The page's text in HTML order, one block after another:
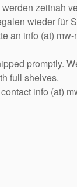
zeitnah
wieder für
an info (at)
promptly.
full shelves.
info (at)